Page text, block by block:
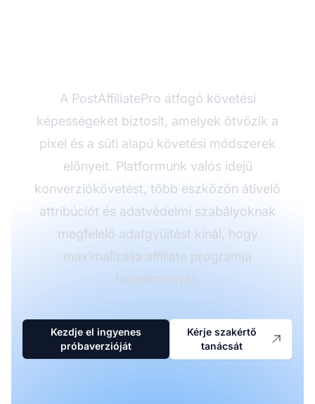
A PostAffiliatePro átfogó követési
képességeket biztosít, amelyek ötvözik a
pixel és a süti alapú követési módszerek
előnyeit. Platformunk valós idejű
konverziókövetést, több eszközön átívelő
attribúciót és adatvédelmi szabályoknak
megfelelő adatgyűjtést kínál, hogy
maximalizálja affiliate programja
teljesítményét.
Kezdje el ingyenes
próbaverzióját
Kérje szakértő
tanácsát